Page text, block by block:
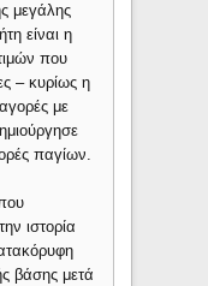
μεγάλης
είναι η
που
– κυρίως η
με
παγίων.
ιστορία
βάσης μετά